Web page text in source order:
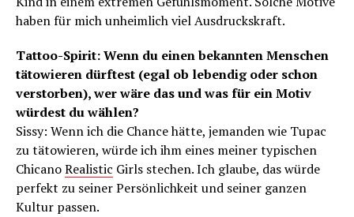
haben für mich unheimlich viel Ausdruckskraft.
Tattoo-Spirit: Wenn du einen bekannten Menschen
tätowieren dürftest (egal ob lebendig oder schon
verstorben), wer wäre das und was für ein Motiv
würdest du wählen?
Sissy: Wenn ich die Chance hätte, jemanden wie Tupac
zu tätowieren, würde ich ihm eines meiner typischen
ChicanoRealistic Girls stechen. Ich glaube, das würde
perfekt zu seiner Persönlichkeit und seiner ganzen
Kultur passen.